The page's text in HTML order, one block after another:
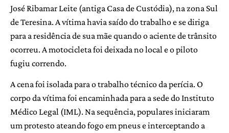
José Ribamar Leite (antiga Casa de Custódia), na zona Sul
de Teresina. A vítima havia saído do trabalho e se diriga
para a residência de sua mãe quando o aciente de trânsito
ocorreu. A motocicleta foi deixada no local e o piloto
fugiu correndo.
A cena foi isolada para o trabalho técnico da perícia. O
corpo da vítima foi encaminhada para a sede do Instituto
Médico Legal (IML). Na sequência, populares iniciaram
um protesto ateando fogo em pneus e interceptando a